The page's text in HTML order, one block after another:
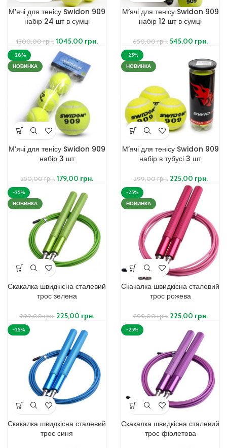
М’ячі для тенісу Swidon 909
набір 24 шт в сумці
1300,00грн. 1045,00 грн.
М’ячі для тенісу Swidon 909
набір 12 шт в сумці
650,00грн. 545,00 грн.
-28%
НОВИНКА
М’ячі для тенісу Swidon 909
набір 3 шт
250,00грн. 179,00 грн.
-25%
НОВИНКА
М’ячі для тенісу Swidon 909
набір в тубусі 3 шт
299,00грн. 225,00 грн.
-25%
НОВИНКА
Скакалка швидкісна сталевий
трос зелена
299,00грн. 225,00 грн.
-25%
НОВИНКА
Скакалка швидкісна сталевий
трос рожева
299,00грн. 225,00 грн.
-25%
Скакалка швидкісна сталевий
трос синя
-25%
Скакалка швидкісна сталевий
трос фіолетова